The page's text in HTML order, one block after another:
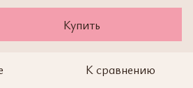
Купить
К сравнению